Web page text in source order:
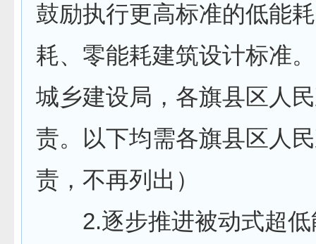
鼓励执行更高标准的低能
耗、零能耗建筑设计标准
城乡建设局，各旗县区人
责。以下均需各旗县区人
责，不再列出）
2.逐步推进被动式超低